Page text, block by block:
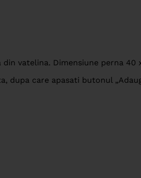
vatelina. Dimensiune perna 40
care apasati butonul